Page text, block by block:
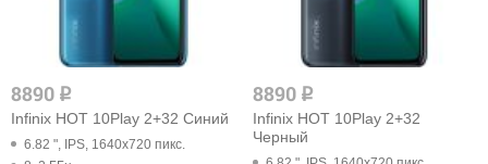
8890 q
Infinix HOT 10Play 2+32 Синий
6.82 ", IPS, 1640x720 пикс.
8890 q
Infinix HOT 10Play 2+32
Черный